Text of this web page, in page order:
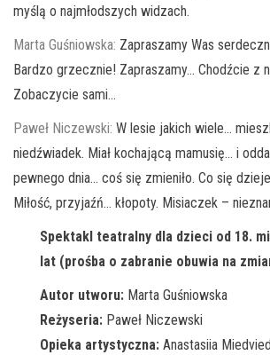
myślą o najmłodszych widzach.
Marta Guśniowska: Zapraszamy Was
Bardzo grzecznie! Zapraszamy… Chodźcie z
Zobaczycie sami…
Paweł Niczewski: W lesie jakich wiele…
niedźwiadek. Miał kochającą mamusię… i
pewnego dnia… coś się zmieniło. Co się
Miłość, przyjaźń… kłopoty. Misiaczek –
Spektakl teatralny dla dzieci od 18.
lat (prośba o zabranie obuwia na
Autor utworu: Marta Guśniowska
Reżyseria: Paweł Niczewski
Opieka artystyczna: Anastasiia